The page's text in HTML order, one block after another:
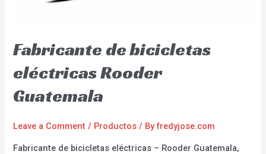
Fabricante de bicicletas
eléctricas Rooder
Guatemala
Leave a Comment / Productos / Byfredyjose.com
Fabricante de bicicletas eléctricas – Rooder Guatemala,